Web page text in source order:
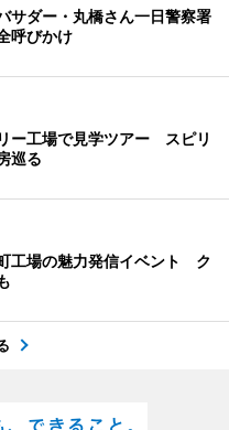
サダー・丸橋さん一日警察署
呼びかけ
ー工場で見学ツアー スピリ
巡る
工場の魅力発信イベント ク